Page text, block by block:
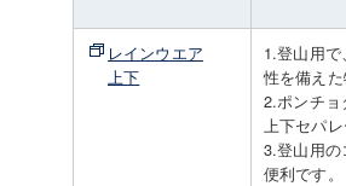
レインウエア
上下
1.登山用
性を備えた
2.ポンチ
上下セパ
3.登山用
便利です。